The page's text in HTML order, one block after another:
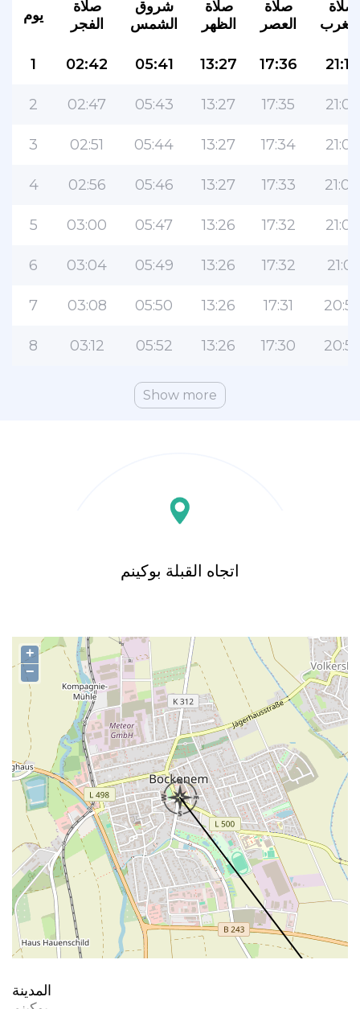
يوم
صلاة
الفجر
شروق
الشمس
صلاة
الظهر
صلاة
العصر
صلاة
1 02:42 05:41 13:27 17:36 21:10
2 02:47 05:43 13:27 17:35 21:08
3 02:51 05:44 13:27 17:34 21:06
4 02:56 05:46 13:27 17:33 21:04
5 03:00 05:47 13:26 17:32 21:03
6 03:04 05:49 13:26 17:32 21:01
7 03:08 05:50 13:26 17:31
8 03:12 05:52 13:26 17:30
Show more
اتجاه القبلة بوكينم
+
−
المدينة